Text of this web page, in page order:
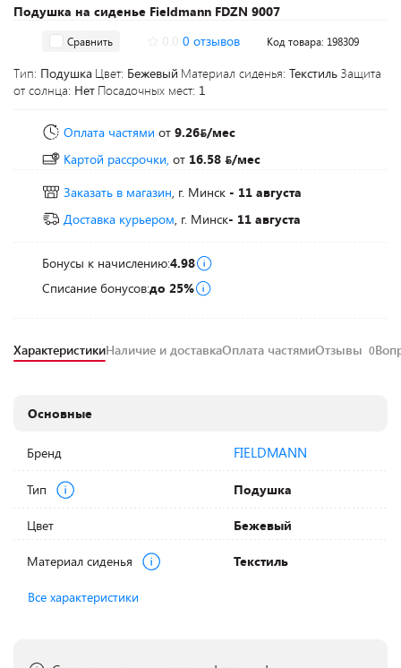
Подушка на сиденье Fieldmann FDZN 9007
Сравнить 0 отзывов Код товара: 198309
Тип: Подушка Цвет: Бежевый Материал сиденья: Текстиль Защита
от солнца: Нет Посадочных мест: 1
Оплата частями от 9.26 /мес
Картой рассрочки, от 16.58
/мес
Заказать в магазин, г. Минск - 11 августа
Доставка курьером, г. Минск- 11 августа
Бонусы к начислению:4.98
Списание бонусов:до 25%
ХарактеристикиНаличие и доставкаОплата частямиОтзывы 0
Основные
Бренд FIELDMANN
Тип Подушка
Цвет Бежевый
Материал сиденья Текстиль
Все характеристики